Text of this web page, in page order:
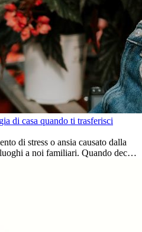
di casa quando ti trasferisci
di stress o ansia causato dalla
a noi familiari. Quando decidi